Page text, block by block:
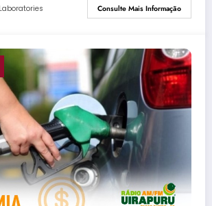
Consulte Mais Informação